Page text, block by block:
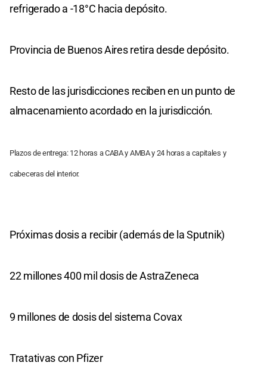
refrigerado a -18°C hacia depósito.
Provincia de Buenos Aires retira desde depósito.
Resto de las jurisdicciones reciben en un punto de
almacenamiento acordado en la jurisdicción.
Plazos de entrega: 12 horas a CABA y AMBA y 24 horas a capitales y
cabeceras del interior.
Próximas dosis a recibir (además de la Sputnik)
22 millones 400 mil dosis de AstraZeneca
9 millones de dosis del sistema Covax
Tratativas con Pfizer